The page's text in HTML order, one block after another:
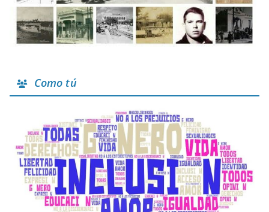
Como tú